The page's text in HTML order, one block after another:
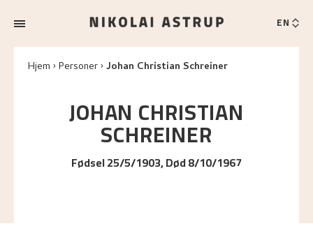
EN
Hjem Personer Johan Christian Schreiner
JOHAN CHRISTIAN
SCHREINER
Fødsel 25/5/1903, Død 8/10/1967